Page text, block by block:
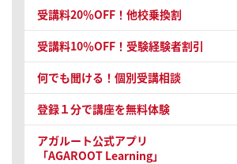
受講料20％OFF！他校乗換割
受講料10％OFF！ 受験経験者割引
何でも聞ける！個別受講相談
登録１分で講座を無料体験
アガルート公式アプリ
「AGAROOT Learning」